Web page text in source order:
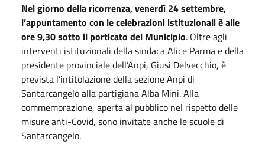
Nel giorno della ricorrenza, venerdì 24 settembre,
l’appuntamento con le celebrazioni istituzionali è alle
ore 9,30 sotto il porticato del Municipio. Oltre agli
interventi istituzionali della sindaca Alice Parma e della
presidente provinciale dell’Anpi, Giusi Delvecchio, è
prevista l’intitolazione della sezione Anpi di
Santarcangelo alla partigiana Alba Mini. Alla
commemorazione, aperta al pubblico nel rispetto delle
misure anti-Covid, sono invitate anche le scuole di
Santarcangelo.